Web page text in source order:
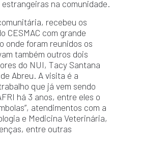
estrangeiras na comunidade.
recebeu os
CESMAC com grande
onde foram reunidos os
também outros dois
do NUI, Tacy Santana
Abreu. A visita é a
que já vem sendo
há 3 anos, entre eles o
atendimentos com a
e Medicina Veterinária,
entre outras